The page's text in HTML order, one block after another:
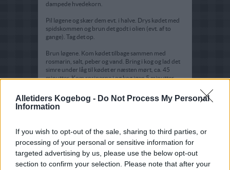
Alletiders Kogebog - Do Not Process My Personal
Information
If you wish to opt-out of the sale, sharing to third parties, or
processing of your personal or sensitive information for
targeted advertising by us, please use the below opt-out
section to confirm your selection. Please note that after your
dampede hvedekorn.
Pil løgene og skær dem evt. i halve. Drys kødet med
spidskommen og brun det godt i olien (evt. af to
gange). Tag det op.
Brun løgene. Kom kødet tilbage sammen med
rosmarin, salt, peber og vand. Bring i kog og lad det
simre under låg til kødet er næsten mørt, ca. 45
minutter. Kom rosinerne i og kog igen 5 minutter.
være tæt og tynd, ikke som almindelig sauce.
Server med nykogt cous-cous.